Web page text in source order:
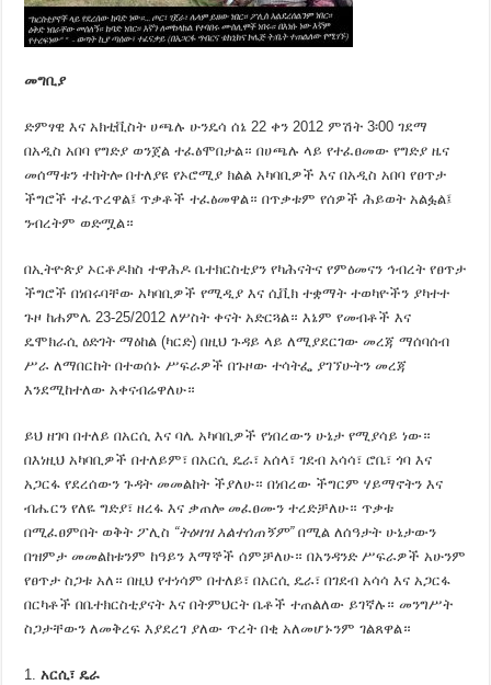
መግቢያ
ድምፃዊ እና አክቲቪስት ሀጫሉ ሁንዴሳ ሰኔ 22 ቀን 2012 ምሽት 3፡00 ገደማ
በአዲስ አበባ የግድያ ወንጀል ተፈፅሞበታል። በሀጫሉ ላይ የተፈፀመው የግድያ ዜና
መሰማቱን ተከትሎ በተለያዩ የኦሮሚያ ክልል አካባቢዎች እና በአዲስ አበባ የፀጥታ
ችግሮች ተፈጥረዋል፤ ጥቃቶች ተፈፅመዋል። በጥቃቱም የሰዎች ሕይወት አልፏል፤
ንብረትም ወድሟል።
በኢትዮጵያ ኦርቶዶክስ ተዋሕዶ ቤተክርስቲያን የካሕናትና የምዕመናን ኅብረት የፀጥታ
ችግሮች በነበሩባቸው አካባቢዎች የሚዲያ እና ሲቪክ ተቋማት ተወካዮችን ያካተተ
ጉዞ ከሐምሌ 23-25/2012 ለሦስት ቀናት አድርጓል። እኔም የመብቶች እና
ዴሞክራሲ ዕድገት ማዕከል (ካርድ) በዚህ ጉዳይ ላይ ለሚያደርገው መረጃ ማሰባሰብ
ሥራ ለማበርከት በተወሰኑ ሥፍራዎች በጉዞው ተሳትፌ ያገኘሁትን መረጃ
እንደሚከተለው አቀናብሬዋለሁ።
ይህ ዘገባ በተለይ በአርሲ እና ባሌ አካባቢዎች የነበረውን ሁኔታ የሚያሳይ ነው።
በእነዚህ አካባቢዎች በተለይም፣ በአርሲ ዴራ፣ አሰላ፣ ገደብ አሳሳ፣ ሮቤ፣ ጎባ እና
አጋርፋ የደረሰውን ጉዳት መመልከት ችያለሁ። በነበረው ችግርም ሃይማኖትን እና
ብሔርን የለዬ ግድያ፣ ዘረፋ እና ቃጠሎ መፈፀሙን ተረድቻለሁ። ጥቃቱ
በሚፈፀምበት ወቅት ፖሊስ “ትዕዛዝ አልተሰጠኝም”በሚል ለሰዓታት ሁኔታውን
በዝምታ መመልከቱንም ከዓይን እማኞች ሰምቻለሁ። በአንዳንድ ሥፍራዎች አሁንም
የፀጥታ ስጋቱ አለ። በዚህ የተነሳም በተለይ፣ በአርሲ ዴራ፣ በገደብ አሳሳ እና አጋርፋ
በርካቶች በቤተክርስቲያናት እና በትምህርት ቤቶች ተጠልለው ይገኛሉ። መንግሥት
ስጋታቸውን ለመቅረፍ እያደረገ ያለው ጥረት በቂ አለመሆኑንም ገልጸዋል።
አርሲ፣ ዴራ